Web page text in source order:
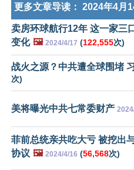
更多文章导读： 2024年4月
卖房环球航行12年 这一家三
变化 🖼️ 2024/4/17 (122,555次)
战火之源？中共遭全球围堵
次)
美将曝光中共七常委财产
菲前总统亲共吃大亏 被挖出
协议 🖼️ 2024/4/16 (56,568次)